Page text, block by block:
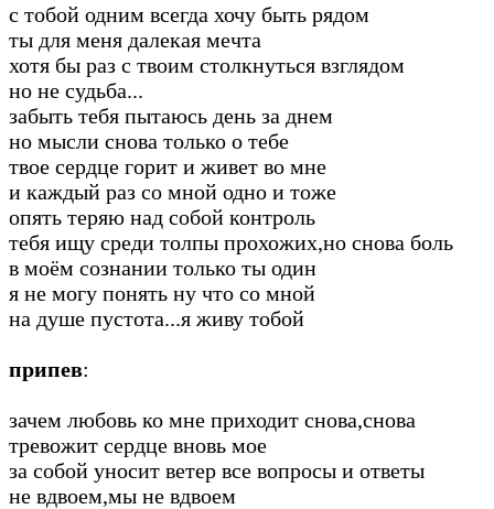
с тобой одним всегда хочу быть рядом
ты для меня далекая мечта
хотя бы раз с твоим столкнуться взглядом
но не судьба...
забыть тебя пытаюсь день за днем
но мысли снова только о тебе
твое сердце горит и живет во мне
и каждый раз со мной одно и тоже
опять теряю над собой контроль
тебя ищу среди толпы прохожих,но снова боль
в моём сознании только ты один
я не могу понять ну что со мной
на душе пустота...я живу тобой
припев:
зачем любовь ко мне приходит снова,снова
тревожит сердце вновь мое
за собой уносит ветер все вопросы и ответы
не вдвоем,мы не вдвоем